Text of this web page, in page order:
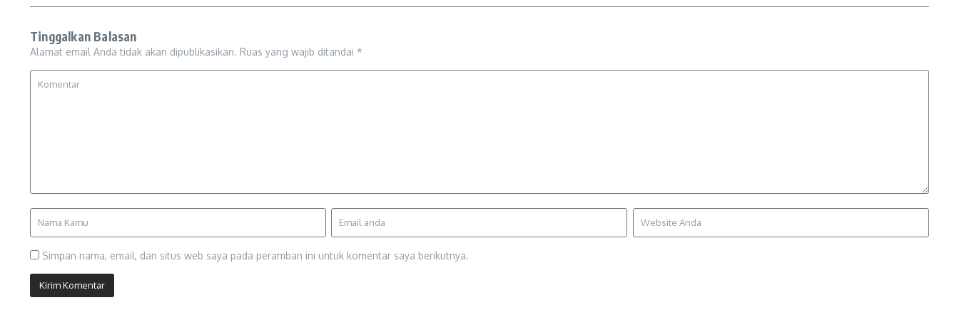
Tinggalkan Balasan
Alamat email Anda tidak akan dipublikasikan. Ruas yang wajib ditandai *
Simpan nama, email, dan situs web saya pada peramban ini untuk komentar saya berikutnya.